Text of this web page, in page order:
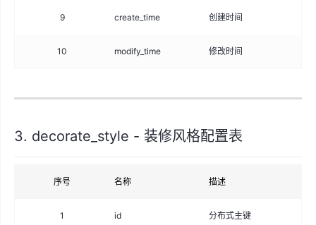
9 create_time 创建时间
10 modify_time 修改时间
3. decorate_style - 装修风格配置表
序号 名称 描述
1 id 分布式主键